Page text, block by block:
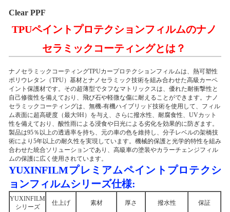
Clear PPF
TPUペイントプロテクションフィルムのナノ
セラミックコーティングとは？
ナノセラミックコーティングTPUカープロテクションフィルムは、熱可塑性
ポリウレタン（TPU）基材とナノセラミック技術を組み合わせた高級カーペ
イント保護材です。その超薄型でタフなマトリックスは、優れた耐衝撃性と
自己修復性を備えており、飛び石や軽微な傷に耐えることができます。ナノ
セラミックコーティングは、無機-有機ハイブリッド技術を使用して、フィル
ム表面に超高硬度（最大9H）を与え、さらに撥水性、耐腐食性、UVカット
性を備えており、酸性雨による浸食や日光による劣化を効果的に防ぎます。
製品は95％以上の透過率を持ち、元の車の色を維持し、分子レベルの架橋技
術により5年以上の耐久性を実現しています。機械的保護と光学的特性を組み
合わせた統合ソリューションであり、高級車の塗装やカラーチェンジフィル
ムの保護に広く使用されています。
YUXINFILMプレミアムペイントプロテクシ
ョンフィルムシリーズ仕様:
YUXINFILM
シリーズ
仕上げ 素材 厚さ 撥水性 保証